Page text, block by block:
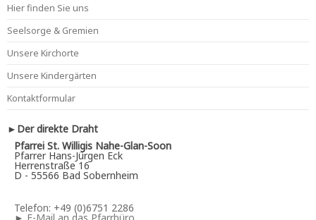
Hier finden Sie uns
Seelsorge & Gremien
Unsere Kirchorte
Unsere Kindergärten
Kontaktformular
►Der direkte Draht
Pfarrei St. Willigis Nahe-Glan-Soon
Pfarrer Hans-Jürgen Eck
Herrenstraße 16
D - 55566 Bad Sobernheim
Telefon: +49 (0)6751 2286